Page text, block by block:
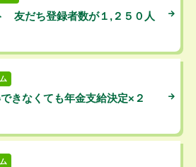
友だち登録者数が１,２５０人
きなくても年金支給決定×２